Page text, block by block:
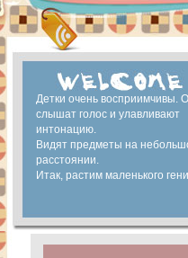
Архив новостей
материнский
Ранее развитие
Детки очень восприимчивы.
слышат голос и улавливают
интонацию.
Видят предметы на
расстоянии.
Итак, растим маленького